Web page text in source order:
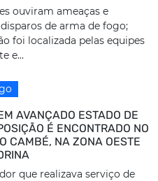
ouviram ameaças e
de arma de fogo;
foi localizada pelas equipes
e...
AVANÇADO ESTADO DE
É ENCONTRADO NO
CAMBÉ, NA ZONA OESTE
que realizava serviço de